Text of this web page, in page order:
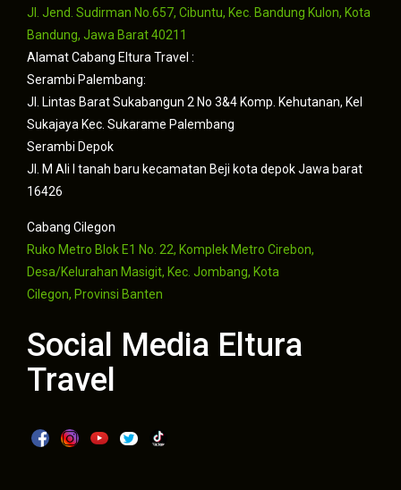
Jl. Jend. Sudirman No.657, Cibuntu, Kec. Bandung Kulon, Kota
Bandung, Jawa Barat 40211
Alamat Cabang Eltura Travel :
Serambi Palembang:
Jl. Lintas Barat Sukabangun 2 No 3&4 Komp. Kehutanan, Kel
Sukajaya Kec. Sukarame Palembang
Serambi Depok
Jl. M Ali I tanah baru kecamatan Beji kota depok Jawa barat
16426
Cabang Cilegon
Ruko Metro Blok E1 No. 22, Komplek Metro Cirebon,
Desa/Kelurahan Masigit, Kec. Jombang, Kota
Cilegon, Provinsi Banten
Social Media Eltura
Travel